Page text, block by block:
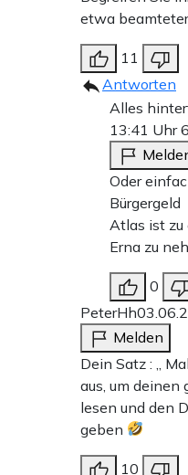
etwa
11
Antworten
Alles
13:41 Uhr
Oder
Bürgergeld
Atlas ist zu
Erna zu
0
PeterHh
Melden
Dein Satz : „
aus, um deinen
lesen und den
geben
10